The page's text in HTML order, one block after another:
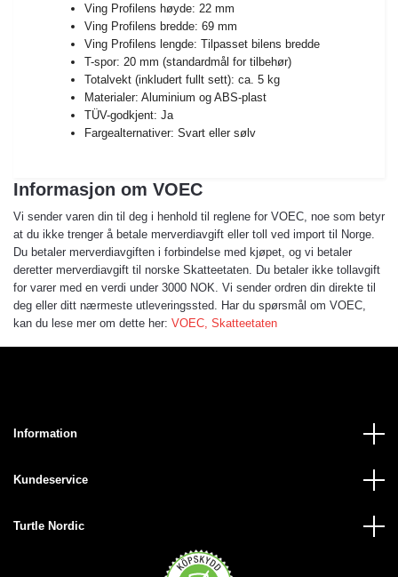
Ving Profilens høyde: 22 mm
Ving Profilens bredde: 69 mm
Ving Profilens lengde: Tilpasset bilens bredde
T-spor: 20 mm (standardmål for tilbehør)
Totalvekt (inkludert fullt sett): ca. 5 kg
Materialer: Aluminium og ABS-plast
TÜV-godkjent: Ja
Fargealternativer: Svart eller sølv
Informasjon om VOEC
Vi sender varen din til deg i henhold til reglene for VOEC, noe som betyr
at du ikke trenger å betale merverdiavgift eller toll ved import til Norge.
Du betaler merverdiavgiften i forbindelse med kjøpet, og vi betaler
deretter merverdiavgift til norske Skatteetaten. Du betaler ikke tollavgift
for varer med en verdi under 3000 NOK. Vi sender ordren din direkte til
deg eller ditt nærmeste utleveringssted. Har du spørsmål om VOEC,
kan du lese mer om dette her: VOEC, Skatteetaten
Information
Kundeservice
Turtle Nordic